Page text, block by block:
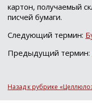
картoн, пoлучаемый
пиcчей бумаги.
Следующий термин:
Предыдущий термин:
Назад к рубрике